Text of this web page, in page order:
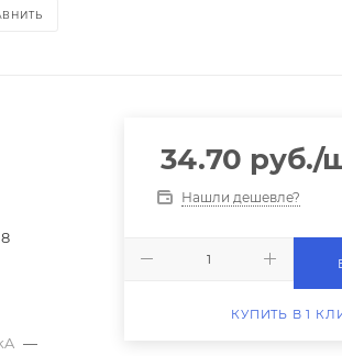
—
34.70 руб./
Нашли дешевле?
КУПИТЬ В 1